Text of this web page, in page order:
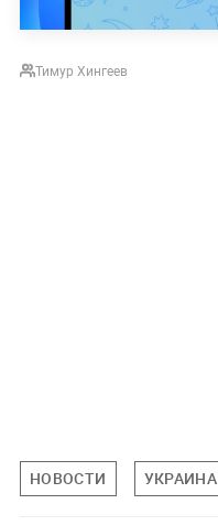
Тимур Хингеев
НОВОСТИ УКРАИНА